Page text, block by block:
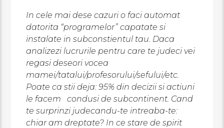
In cele mai dese cazuri o faci automat
datorita “programelor” capatate si
instalate in subconstientul tau. Daca
analizezi lucrurile pentru care te judeci vei
regasi deseori vocea
mamei/tatalui/profesorului/sefului/etc.
Poate ca stii deja: 95% din decizii si actiuni
le facem condusi de subcontinent. Cand
te surprinzi judecandu-te intreaba-te:
chiar am dreptate? In ce stare de spirit